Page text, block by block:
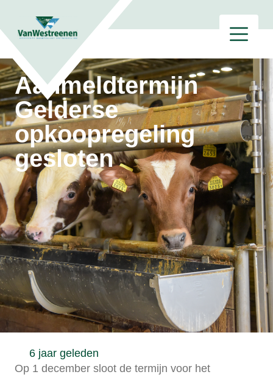
Aanmeldtermijn
Gelderse
opkoopregeling
gesloten
6 jaar geleden
Op 1 december sloot de termijn voor het